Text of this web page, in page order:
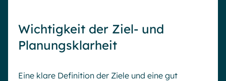
Wichtigkeit der Ziel- und
Planungsklarheit
Eine klare Definition der Ziele und eine gut